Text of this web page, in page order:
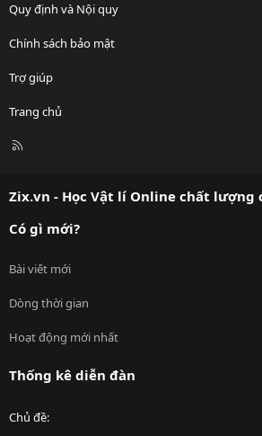
Quy định và Nội quy
Chính sách bảo mật
Trợ giúp
Trang chủ
R
Zix.vn - Học Vật lí Online chất lượng
Có gì mới?
Bài viết mới
Dòng thời gian
Hoạt động mới nhất
Thống kê diễn đàn
Chủ đề